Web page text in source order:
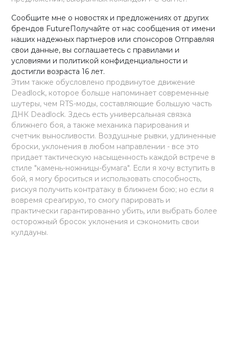
Сообщите мне о новостях и предложениях от других
брендов FutureПолучайте от нас сообщения от имени
наших надежных партнеров или спонсоров Отправляя
свои данные, вы соглашаетесь с правилами и
условиями и политикой конфиденциальности и
достигли возраста 16 лет.
Этим также обусловлено продвинутое движение
Deadlock, которое больше напоминает современные
шутеры, чем RTS-моды, составляющие большую часть
ДНК Deadlock. Здесь есть универсальная связка
ближнего боя, а также механика парирования и
счетчик выносливости. Воздушные рывки, удлиненные
броски, уклонения в любом направлении - все это
придает тактическую насыщенность каждой встрече в
стиле "камень-ножницы-бумага". Если я хочу вступить в
бой, я могу броситься и использовать способность,
рискуя получить контратаку в ближнем бою; но если я
вовремя среагирую, то смогу парировать и
практически гарантированно убить, или выбрать более
осторожный бросок уклонения и сэкономить свои
кулдауны.